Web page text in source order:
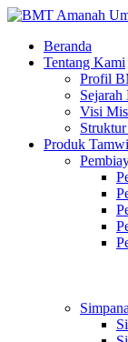
Beranda
Tentang Kami
Profil
Visi
Produk